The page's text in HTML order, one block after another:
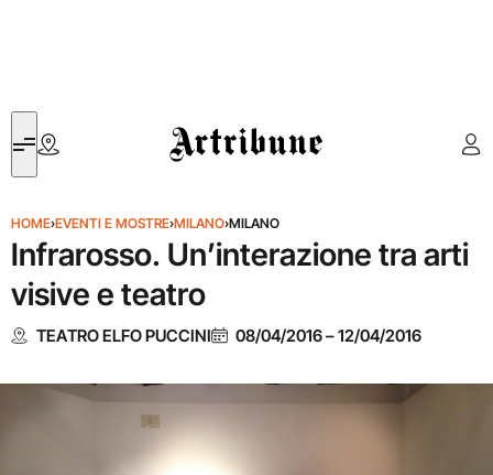
Artribune
HOME›EVENTI E MOSTRE›MILANO›MILANO
Infrarosso. Un’interazione tra arti
visive e teatro
TEATRO ELFO PUCCINI 08/04/2016–12/04/2016